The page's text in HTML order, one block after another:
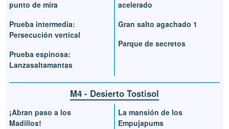
punto de mira
Prueba intermedia:
Persecución vertical
Prueba espinosa:
Lanzasaltamantas
acelerado
Gran salto agachado 1
Parque de secretos
M4 - Desierto Tostisol
¡Abran paso a los
Madillos!
La mansión de los
Empujapums